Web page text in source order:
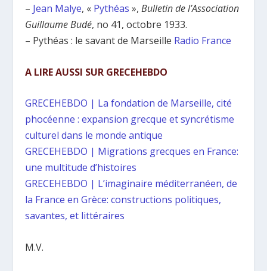
– Jean Malye, « Pythéas»,Bulletin de l’Association
Guillaume Budé, no 41,‎ octobre 1933.
– Pythéas : le savant de Marseille Radio France
A LIRE AUSSI SUR GRECEHEBDO
GRECEHEBDO | La fondation de Marseille, cité
phocéenne : expansion grecque et syncrétisme
culturel dans le monde antique
GRECEHEBDO | Migrations grecques en France:
une multitude d’histoires
GRECEHEBDO | L’imaginaire méditerranéen, de
la France en Grèce: constructions politiques,
savantes, et littéraires
M.V.